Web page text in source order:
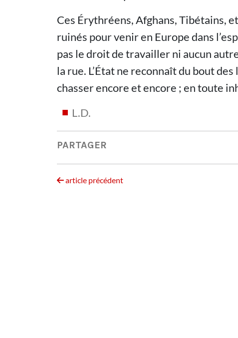
Ces Érythréens, Afghans, Tibétains,
ruinés pour venir en Europe dans
pas le droit de travailler ni aucun
la rue. L’État ne reconnaît du bout
chasser encore et encore ; en toute
L.D.
PARTAGER
article précédent